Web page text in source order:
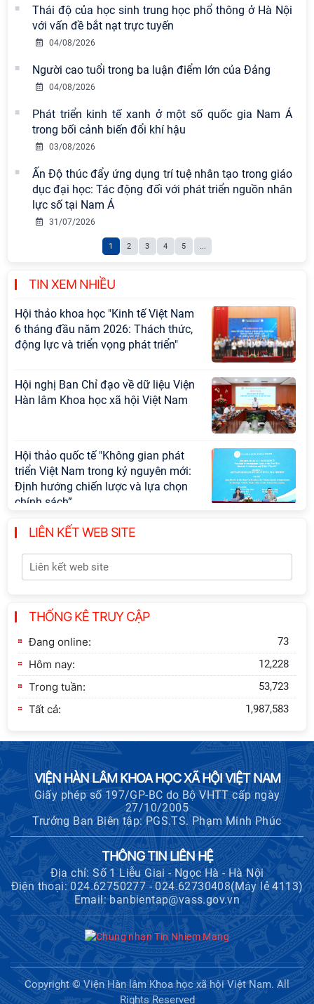
Thái độ của học sinh trung học phổ thông ở Hà Nội
với vấn đề bắt nạt trực tuyến
04/08/2026
Người cao tuổi trong ba luận điểm lớn của Đảng
04/08/2026
Phát triển kinh tế xanh ở một số quốc gia Nam Á
trong bối cảnh biến đổi khí hậu
03/08/2026
Ấn Độ thúc đẩy ứng dụng trí tuệ nhân tạo trong giáo
dục đại học: Tác động đối với phát triển nguồn nhân
lực số tại Nam Á
31/07/2026
1 2 3 4 5 ...
TIN XEM NHIỀU
giai đoạn phát triển mới
Hội thảo khoa học quốc tế “Không
nguyên mới: Định hướng chiến lược
và lựa chọn chính sách” sẽ diễn ra
Tọa đàm Giao lưu chuyên đề về
những kinh nghiệm quan trọng của
Cộng sản Việt Nam trong lãnh đạo
sự nghiệp xây dựng chủ nghĩa xã hội
Hội nghị Lãnh đạo Viện Hàn lâm
Khoa học xã hội Việt Nam làm việc
với Ban Chủ nhiệm các Chương trình
cấp Bộ
Hội thảo khoa học "Kinh tế Việt Nam
6 tháng đầu năm 2026: Thách thức,
động lực và triển vọng phát triển"
Hội nghị Ban Chỉ đạo về dữ liệu Viện
Hàn lâm Khoa học xã hội Việt Nam
Hội thảo quốc tế "Không gian phát
triển Việt Nam trong kỷ nguyên mới:
Định hướng chiến lược và lựa chọn
chính sách”
Khai quật công trường khai thác đá
Tôn
sinh đào tạo trình độ tiến sĩ đợt 1
LIÊN KẾT WEB SITE
THỐNG KÊ TRUY CẬP
Đang online: 73
Hôm nay: 12,228
Trong tuần: 53,723
Tất cả: 1,987,583
VIỆN HÀN LÂM KHOA HỌC XÃ HỘI VIỆT NAM
Giấy phép số 197/GP-BC do Bộ VHTT cấp ngày
27/10/2005
Trưởng Ban Biên tập: PGS.TS. Phạm Minh Phúc
THÔNG TIN LIÊN HỆ
Địa chỉ: Số 1 Liễu Giai - Ngọc Hà - Hà Nội
Điện thoại: 024.62750277 - 024.62730408(Máy lẻ 4113)
Email: banbientap@vass.gov.vn
Copyright © Viện Hàn lâm Khoa học xã hội Việt Nam. All
Rights Reserved